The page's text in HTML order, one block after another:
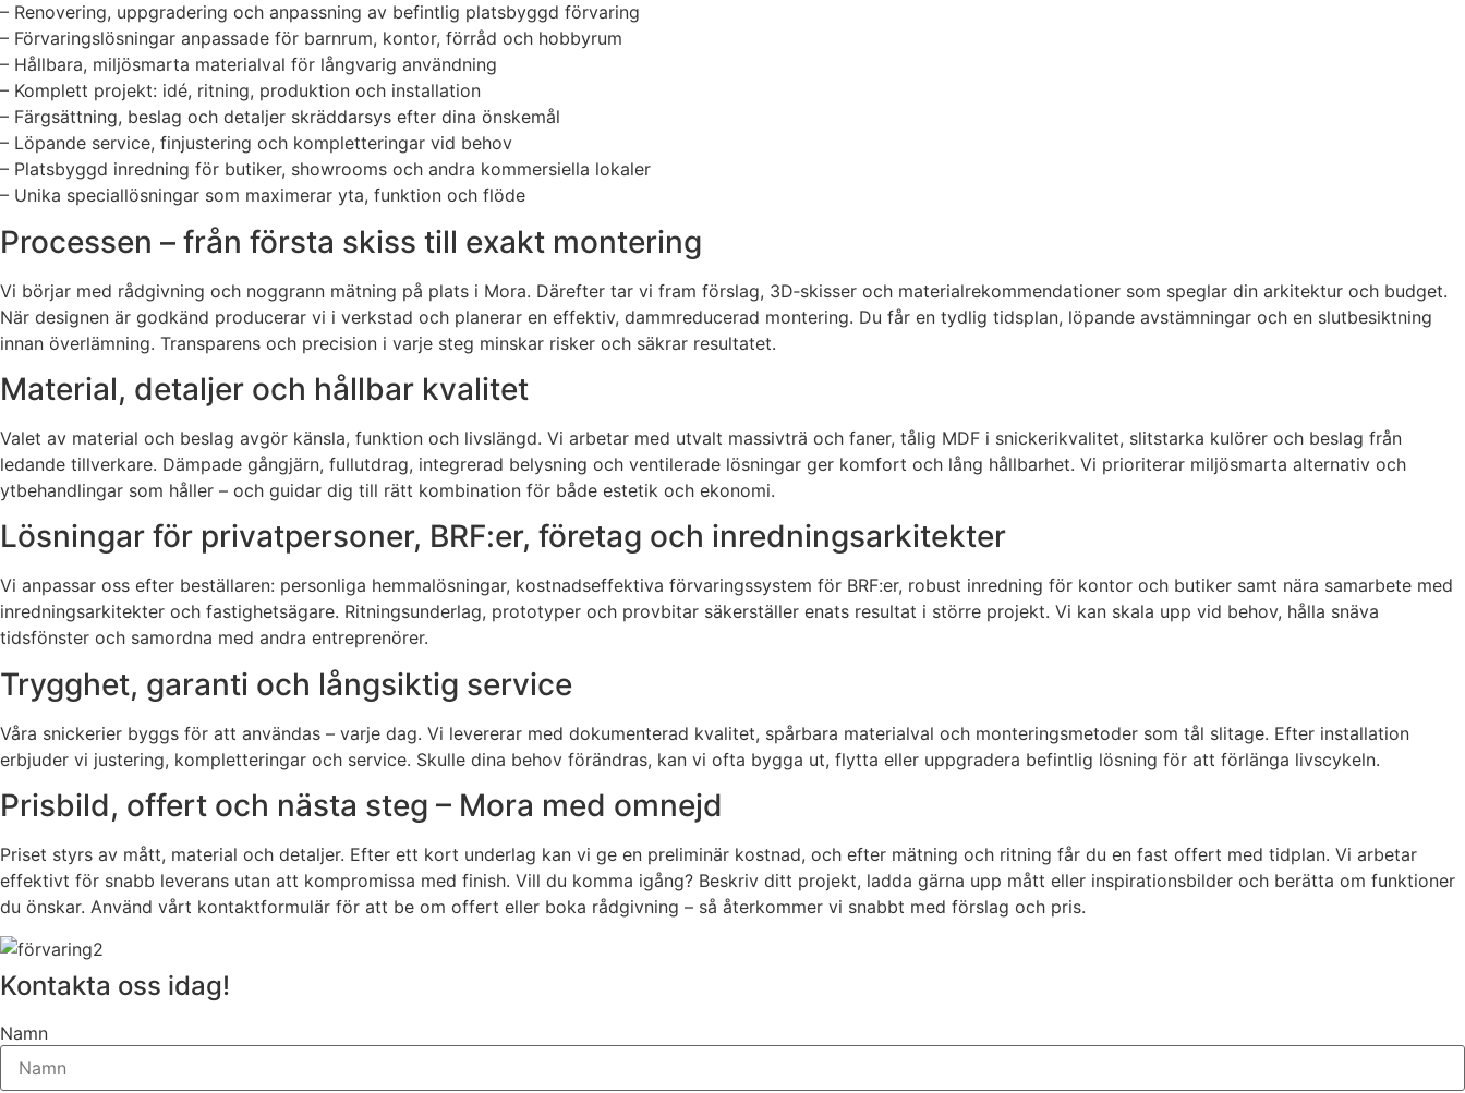
– Renovering, uppgradering och anpassning av befintlig platsbyggd förvaring
– Förvaringslösningar anpassade för barnrum, kontor, förråd och hobbyrum
– Hållbara, miljösmarta materialval för långvarig användning
– Komplett projekt: idé, ritning, produktion och installation
– Färgsättning, beslag och detaljer skräddarsys efter dina önskemål
– Löpande service, finjustering och kompletteringar vid behov
– Platsbyggd inredning för butiker, showrooms och andra kommersiella lokaler
– Unika speciallösningar som maximerar yta, funktion och flöde
Processen – från första skiss till exakt montering
Vi börjar med rådgivning och noggrann mätning på plats i Mora. Därefter tar vi fram förslag, 3D‑skisser och materialrekommendationer som speglar din arkitektur och budget.
När designen är godkänd producerar vi i verkstad och planerar en effektiv, dammreducerad montering. Du får en tydlig tidsplan, löpande avstämningar och en slutbesiktning
innan överlämning. Transparens och precision i varje steg minskar risker och säkrar resultatet.
Material, detaljer och hållbar kvalitet
Valet av material och beslag avgör känsla, funktion och livslängd. Vi arbetar med utvalt massivträ och faner, tålig MDF i snickerikvalitet, slitstarka kulörer och beslag från
ledande tillverkare. Dämpade gångjärn, fullutdrag, integrerad belysning och ventilerade lösningar ger komfort och lång hållbarhet. Vi prioriterar miljösmarta alternativ och
ytbehandlingar som håller – och guidar dig till rätt kombination för både estetik och ekonomi.
Lösningar för privatpersoner, BRF:er, företag och inredningsarkitekter
Vi anpassar oss efter beställaren: personliga hemmalösningar, kostnadseffektiva förvaringssystem för BRF:er, robust inredning för kontor och butiker samt nära samarbete med
inredningsarkitekter och fastighetsägare. Ritningsunderlag, prototyper och provbitar säkerställer enats resultat i större projekt. Vi kan skala upp vid behov, hålla snäva
tidsfönster och samordna med andra entreprenörer.
Trygghet, garanti och långsiktig service
Våra snickerier byggs för att användas – varje dag. Vi levererar med dokumenterad kvalitet, spårbara materialval och monteringsmetoder som tål slitage. Efter installation
erbjuder vi justering, kompletteringar och service. Skulle dina behov förändras, kan vi ofta bygga ut, flytta eller uppgradera befintlig lösning för att förlänga livscykeln.
Prisbild, offert och nästa steg – Mora med omnejd
Priset styrs av mått, material och detaljer. Efter ett kort underlag kan vi ge en preliminär kostnad, och efter mätning och ritning får du en fast offert med tidplan. Vi arbetar
effektivt för snabb leverans utan att kompromissa med finish. Vill du komma igång? Beskriv ditt projekt, ladda gärna upp mått eller inspirationsbilder och berätta om funktioner
du önskar. Använd vårt kontaktformulär för att be om offert eller boka rådgivning – så återkommer vi snabbt med förslag och pris.
Kontakta oss idag!
Namn